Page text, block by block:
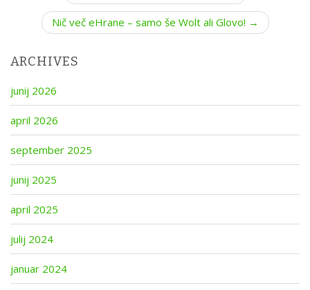
n
v
i
g
a
t
i
o
n
Nič več eHrane – samo še Wolt ali Glovo! →
ARCHIVES
junij 2026
april 2026
september 2025
junij 2025
april 2025
julij 2024
januar 2024